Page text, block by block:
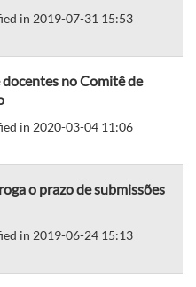
in 2019-07-31 15:53
no Comitê de
in 2020-03-04 11:06
o prazo de submissões
in 2019-06-24 15:13